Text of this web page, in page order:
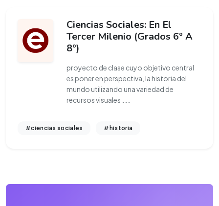
Ciencias Sociales: En El
Tercer Milenio (Grados 6º A
8º)
proyecto de clase cuyo objetivo central
es poner en perspectiva, la historia del
mundo utilizando una variedad de
recursos visuales ...
#ciencias sociales #historia